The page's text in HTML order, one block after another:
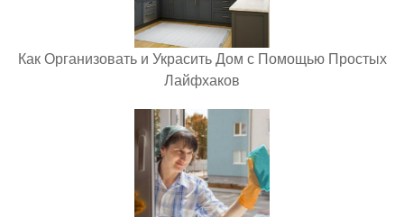
Как Организовать и Украсить Дом с Помощью Простых
Лайфхаков